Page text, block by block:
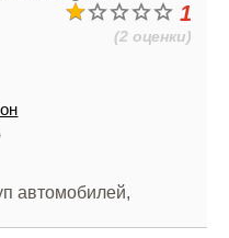
1
(2 оценки)
автомобилей,